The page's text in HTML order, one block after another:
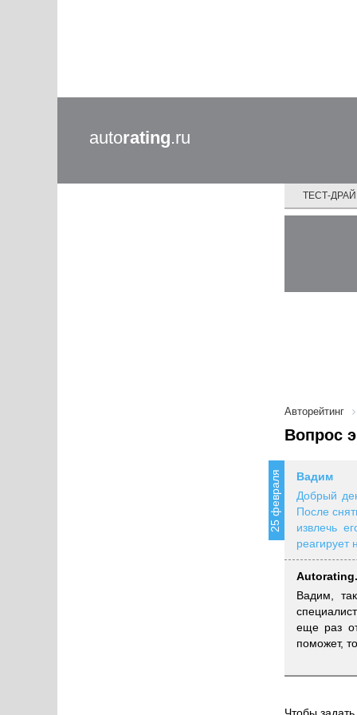
autorating.ru
ТЕСТ-
Авторейтинг
Вопрос
25 февраля
Вадим
Добрый
После
извлечь
реагирует
Вадим,
еще раз
поможет,